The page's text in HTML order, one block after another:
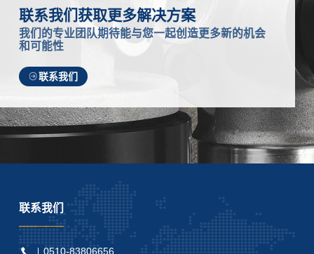
联系我们获取更多解决方案
我们的专业团队期待能与您一起创造更多新的机会
和可能性
联系我们
联系我们
0510-83806656